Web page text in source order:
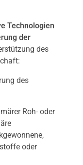
Technologien
der
des
des
Roh- oder
oder